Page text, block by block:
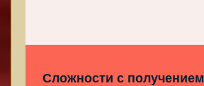
Сложности с получением